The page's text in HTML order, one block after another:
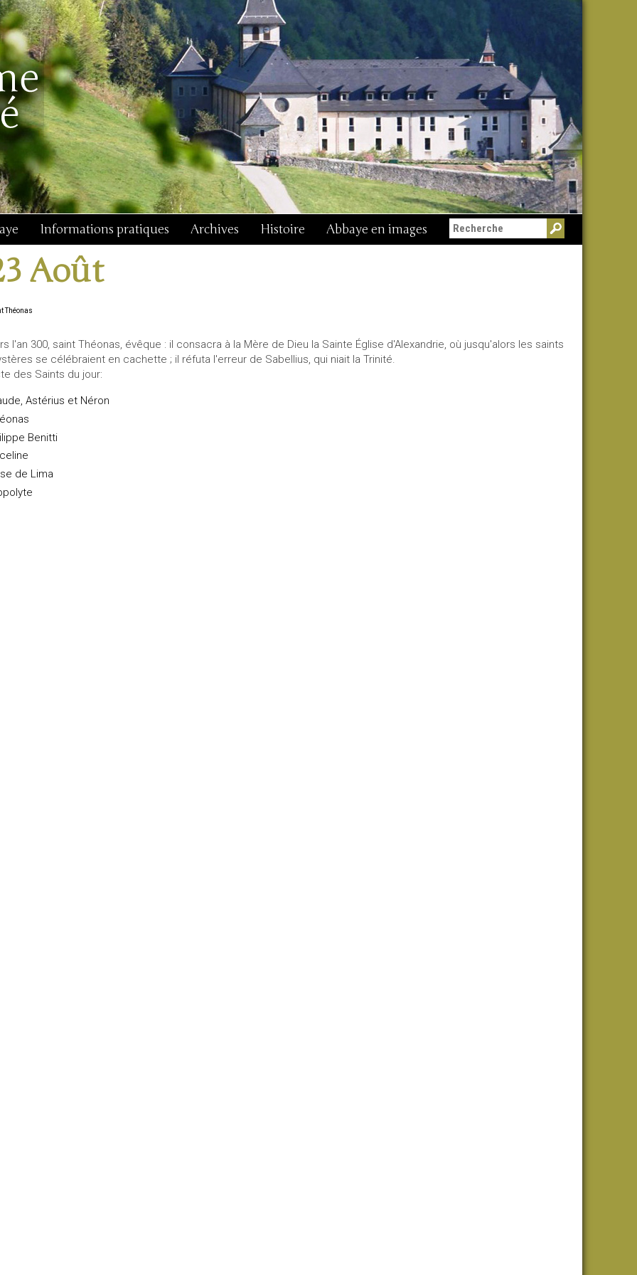
Informations pratiques Archives Histoire Abbaye en images
Août
Théonas
l'an 300, saint Théonas, évêque : il consacra à la Mère de Dieu la Sainte Église d'Alexandrie, où jusqu'alors les saints
se célébraient en cachette ; il réfuta l'erreur de Sabellius, qui niait la Trinité.
des Saints du jour:
Astérius et Néron
Benitti
de Lima